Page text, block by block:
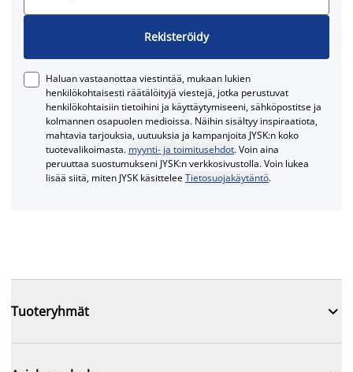
Rekisteröidy
Haluan vastaanottaa viestintää, mukaan lukien
henkilökohtaisesti räätälöityjä viestejä, jotka perustuvat
henkilökohtaisiin tietoihini ja käyttäytymiseeni, sähköpostitse ja
kolmannen osapuolen medioissa. Näihin sisältyy inspiraatiota,
mahtavia tarjouksia, uutuuksia ja kampanjoita JYSK:n koko
tuotevalikoimasta. myynti- ja toimitusehdot. Voin aina
peruuttaa suostumukseni JYSK:n verkkosivustolla. Voin lukea
lisää siitä, miten JYSK käsitteleeTietosuojakäytäntö.
Tuoteryhmät 